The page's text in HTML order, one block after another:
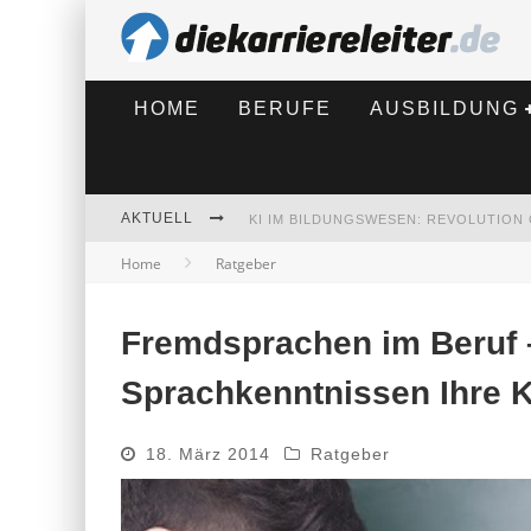
HOME BERUFE AUSBILDUNG
AKTUELL
BEWERBEN 2026: WAS SICH
Home Ratgeber
Fremdsprachen im Beruf
Sprachkenntnissen Ihre
18. März 2014 Ratgeber